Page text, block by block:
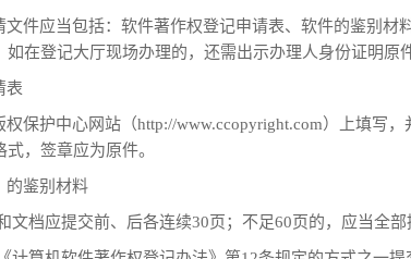
件应当包括：软件著作权登记申请表、软件的鉴别材
在登记大厅现场办理的，还需出示办理人身份证明原
表
保护中心网站（http://www.ccopyright.com）上填写
，签章应为原件。
鉴别材料
档应提交前、后各连续30页；不足60页的，应当全部